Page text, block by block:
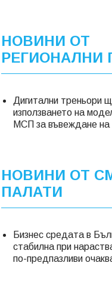
НОВИНИ ОТ
РЕГИОНАЛНИ
Дигитални треньори
използването на
МСП за въвеждане
НОВИНИ ОТ
ПАЛАТИ
Бизнес средата в
стабилна при
по-предпазливи